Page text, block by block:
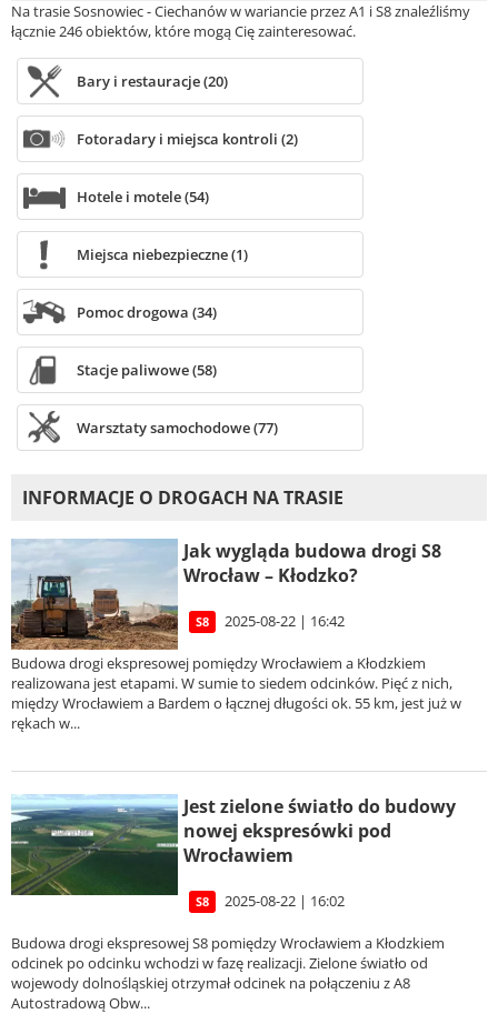
Na trasie Sosnowiec - Ciechanów w wariancie przez A1 i S8 znaleźliśmy
łącznie 246 obiektów, które mogą Cię zainteresować.
Bary i restauracje (20)
Fotoradary i miejsca kontroli (2)
Hotele i motele (54)
Miejsca niebezpieczne (1)
Pomoc drogowa (34)
Stacje paliwowe (58)
Warsztaty samochodowe (77)
INFORMACJE O DROGACH NA TRASIE
Jak wygląda budowa drogi S8
Wrocław – Kłodzko?
S8 2025-08-22 | 16:42
Budowa drogi ekspresowej pomiędzy Wrocławiem a Kłodzkiem
realizowana jest etapami. W sumie to siedem odcinków. Pięć z nich,
między Wrocławiem a Bardem o łącznej długości ok. 55 km, jest już w
rękach w...
Jest zielone światło do budowy
nowej ekspresówki pod
Wrocławiem
S8 2025-08-22 | 16:02
Budowa drogi ekspresowej S8 pomiędzy Wrocławiem a Kłodzkiem
odcinek po odcinku wchodzi w fazę realizacji. Zielone światło od
wojewody dolnośląskiej otrzymał odcinek na połączeniu z A8
Autostradową Obw...